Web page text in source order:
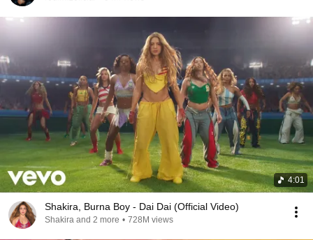
4:01
Shakira, Burna Boy - Dai Dai (Official Video)
Shakira and 2 more • 728M views